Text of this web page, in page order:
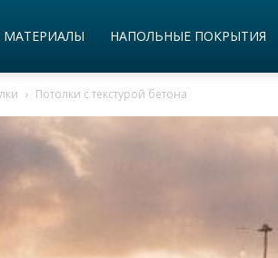
МАТЕРИАЛЫ НАПОЛЬНЫЕ ПОКРЫТИЯ
Потолки с текстурой бетона